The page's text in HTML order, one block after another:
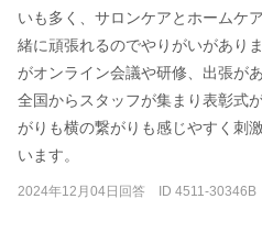
いも多く、サロンケアとホームケ
緒に頑張れるのでやりがいがあり
がオンライン会議や研修、出張が
全国からスタッフが集まり表彰式
がりも横の繋がりも感じやすく刺
います。
2024年12月04日回答 ID 4511-30346B